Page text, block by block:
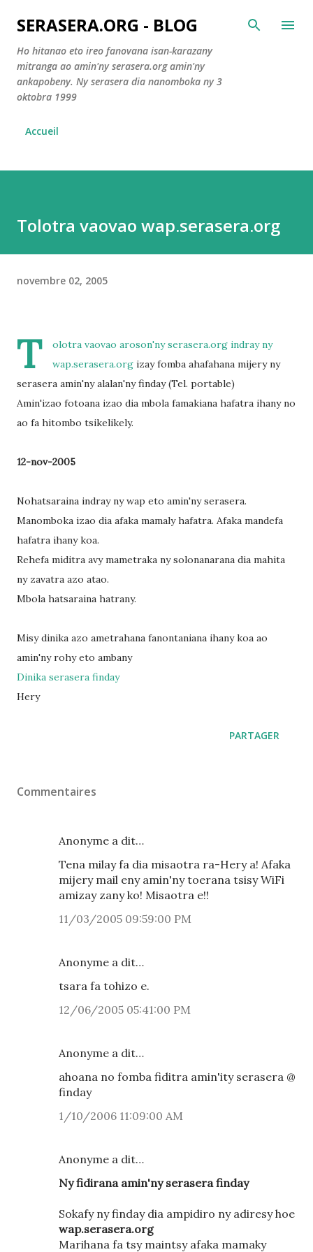
Accéder au contenu principal
SERASERA.ORG - BLOG
Ho hitanao eto ireo fanovana isan-karazany
mitranga ao amin'ny serasera.org amin'ny
ankapobeny. Ny serasera dia nanomboka ny 3
oktobra 1999
Accueil
Tolotra vaovao wap.serasera.org
novembre 02, 2005
T olotra vaovao aroson'nyserasera.org indray ny
wap.serasera.org izay fomba ahafahana mijery ny
serasera amin'ny alalan'ny finday (Tel. portable)
Amin'izao fotoana izao dia mbola famakiana hafatra ihany no
ao fa hitombo tsikelikely.
12-nov-2005
Nohatsaraina indray ny wap eto amin'ny serasera.
Manomboka izao dia afaka mamaly hafatra. Afaka mandefa
hafatra ihany koa.
Rehefa miditra avy mametraka ny solonanarana dia mahita
ny zavatra azo atao.
Mbola hatsaraina hatrany.
Misy dinika azo ametrahana fanontaniana ihany koa ao
amin'ny rohy eto ambany
Dinika serasera finday
Hery
PARTAGER
Commentaires
Anonyme a dit…
Tena milay fa dia misaotra ra-Hery a! Afaka
mijery mail eny amin'ny toerana tsisy WiFi
amizay zany ko! Misaotra e!!
11/03/2005 09:59:00 PM
Anonyme a dit…
tsara fa tohizo e.
12/06/2005 05:41:00 PM
Anonyme a dit…
ahoana no fomba fiditra amin'ity serasera @
finday
1/10/2006 11:09:00 AM
Anonyme a dit…
Ny fidirana amin'ny serasera finday
Sokafy ny finday dia ampidiro ny adiresy hoe
wap.serasera.org
Marihana fa tsy maintsy afaka mamaky